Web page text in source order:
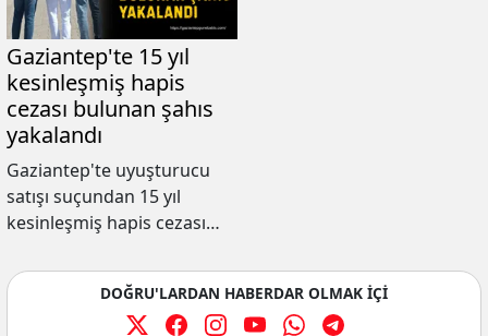
Gaziantep'te 15 yıl
kesinleşmiş hapis
cezası bulunan şahıs
yakalandı
Gaziantep'te uyuşturucu
satışı suçundan 15 yıl
kesinleşmiş hapis cezası
ekiplerince yakalanarak
cezaevine gönderildi.DOĞRU'LARDAN HABERDAR OLMAK İÇİ